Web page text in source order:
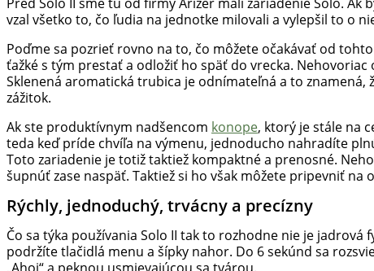
novinky
konopnej
scény,
najlepší
chill-
out,
stoner
tipy
a
Klikni
a
nalaď
sa
vzal všetko to, čo ľudia na jednotke milovali a vylepšil to o
Poďme sa pozrieť rovno na to, čo môžete očakávať od
ťažké s tým prestať a odložiť ho späť do vrecka.
Sklenená aromatická trubica je odnímateľná a to
zážitok.
Ak ste produktívnym nadšencom konope, ktorý je stále na
teda keď príde chvíľa na výmenu, jednoducho nahradíte
Toto zariadenie je totiž taktiež kompaktné a prenosné.
šupnúť zase naspäť. Taktiež si ho však môžete pripevniť
Rýchly, jednoduchý, trvácny a precízny
Čo sa týka používania Solo II tak to rozhodne nie je
podržíte tlačidlá menu a šípky nahor. Do 6 sekúnd sa